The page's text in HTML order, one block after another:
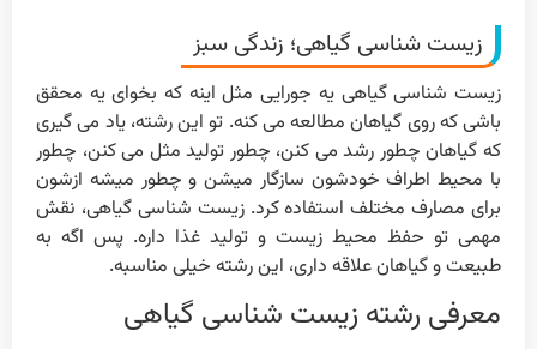
زیست شناسی گیاهی؛ زندگی سبز
زیست شناسی گیاهی یه جورایی مثل اینه که بخوای یه محقق
باشی که روی گیاهان مطالعه می کنه. تو این رشته، یاد می گیری
که گیاهان چطور رشد می کنن، چطور تولید مثل می کنن، چطور
با محیط اطراف خودشون سازگار میشن و چطور میشه ازشون
برای مصارف مختلف استفاده کرد. زیست شناسی گیاهی، نقش
مهمی تو حفظ محیط زیست و تولید غذا داره. پس اگه به
طبیعت و گیاهان علاقه داری، این رشته خیلی مناسبه.
معرفی رشته زیست شناسی گیاهی